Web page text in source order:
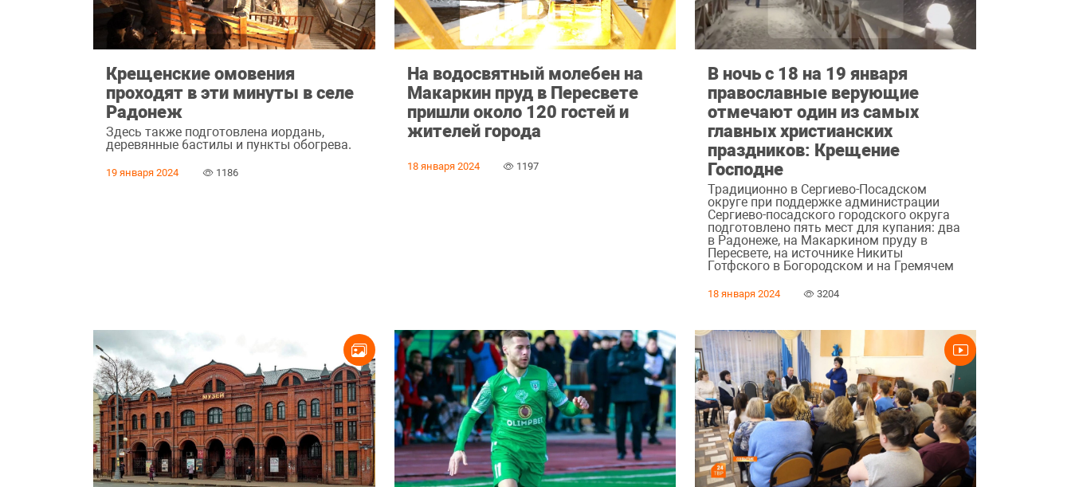
Крещенские омовения
проходят в эти минуты в селе
Радонеж
Здесь также подготовлена иордань,
деревянные 6астилы и пункты обогрева.
19 января 2024 1186
На водосвятный молебен на
Макаркин пруд в Пересвете
пришли около 120 гостей и
жителей города
18 января 2024 1197
В ночь с 18 на 19 января
православные верующие
отмечают один из самых
главных христианских
праздников: Крещение
Господне
Традиционно в Сергиево-Посадском
округе при поддержке администрации
Сергиево-посадского городского округа
подготовлено пять мест для купания: два
в Радонеже, на Макаркином пруду в
Пересвете, на источнике Никиты
Готфского в Богородском и на Гремячем
18 января 2024 3204